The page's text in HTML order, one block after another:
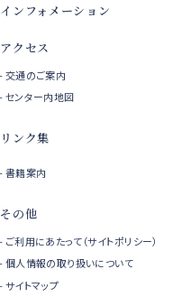
インフォメーション
アクセス
交通のご案内
センター内地図
リンク集
書籍案内
その他
ご利用にあたって（サイトポリシー）
個人情報の取り扱いについて
サイトマップ